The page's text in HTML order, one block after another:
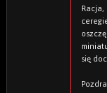
się